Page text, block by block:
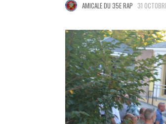
AMICALE DU 35E RAP 31